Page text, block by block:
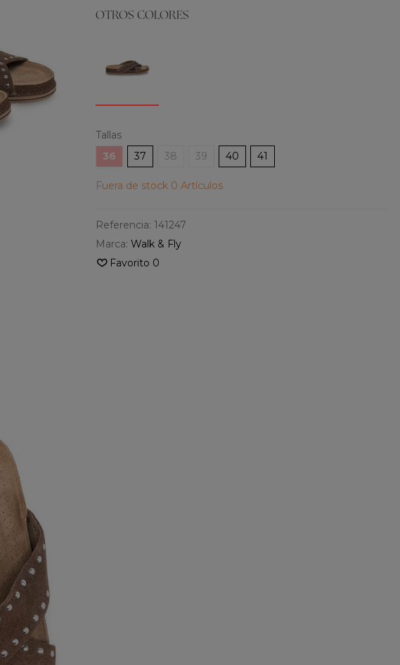
OTROS COLORES
Tallas
36
37 38 39 40 41
Fuera de stock 0 Artículos
Referencia: 141247
Marca: Walk & Fly
Favorito 0